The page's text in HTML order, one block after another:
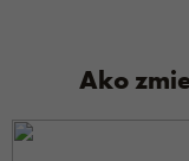
Ako